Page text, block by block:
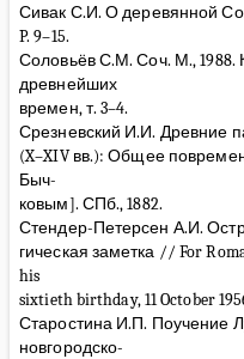
Сивак С.И. О деревянной
P. 9–15.
Соловьёв С.М. Соч. М., 1988.
древнейших
времен, т. 3–4.
Срезневский И.И. Древние
(X–XIV вв.): Общее
Быч-
ковым]. СПб., 1882.
Стендер-Петерсен А.И.
гическая заметка // For
his
sixtieth birthday, 11 October
Старостина И.П. Поучение
новгородско-